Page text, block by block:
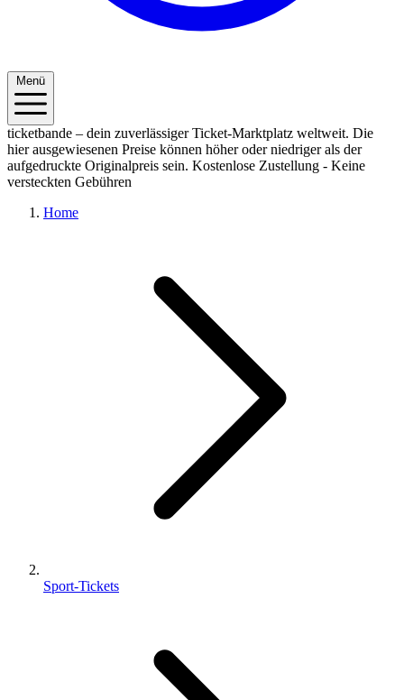
Menü
ticketbande – dein zuverlässiger Ticket-Marktplatz weltweit. Die
hier ausgewiesenen Preise können höher oder niedriger als der
aufgedruckte Originalpreis sein. Kostenlose Zustellung - Keine
versteckten Gebühren
Home
Sport-Tickets